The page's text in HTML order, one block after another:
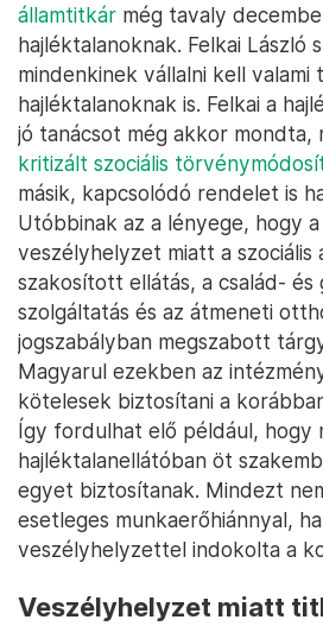
államtitkár még tavaly
hajléktalanoknak. Felkai László
mindenkinek vállalni kell valami
hajléktalanoknak is. Felkai a
jó tanácsot még akkor mondta,
kritizált szociális
másik, kapcsolódó rendelet is
Utóbbinak az a lényege, hogy
veszélyhelyzet miatt a szociális
szakosított ellátás, a család- és
szolgáltatás és az átmeneti
jogszabályban megszabott
Magyarul ezekben az
kötelesek biztosítani a
Így fordulhat elő például, hogy
hajléktalanellátóban öt
egyet biztosítanak. Mindezt
esetleges munkaerőhiánnyal,
veszélyhelyzettel indokolta a
Veszélyhelyzet miatt